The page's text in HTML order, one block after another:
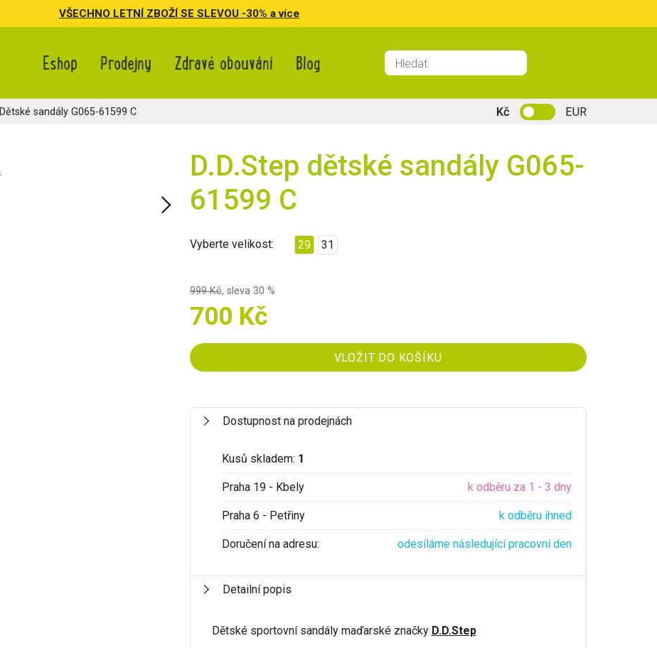
VŠECHNO LETNÍ ZBOŽÍ SE SLEVOU -30% a více
Eshop Prodejny Zdravé obouvání Blog
Dětské sandály G065-61599 C Kč EUR
D.D.Step dětské sandály G065-
61599 C
Vyberte velikost: 29 31
999 Kč, sleva 30 %
700 Kč
Dostupnost na prodejnách
Kusů skladem: 1
Praha 19 - Kbely k odběru za 1 - 3 dny
Praha 6 - Petřiny k odběru ihned
Doručení na adresu: odesíláme následující pracovní den
Detailní popis
Dětské sportovní sandály maďarské značky D.D.Step